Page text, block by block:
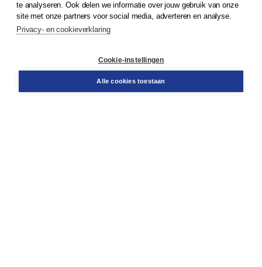
Klantenservice
Service & informatie
Contact
te analyseren. Ook delen we informatie over jouw gebruik van onze
site met onze partners voor social media, adverteren en analyse.
Privacy- en cookieverklaring
Cookie-instellingen
Alle cookies toestaan